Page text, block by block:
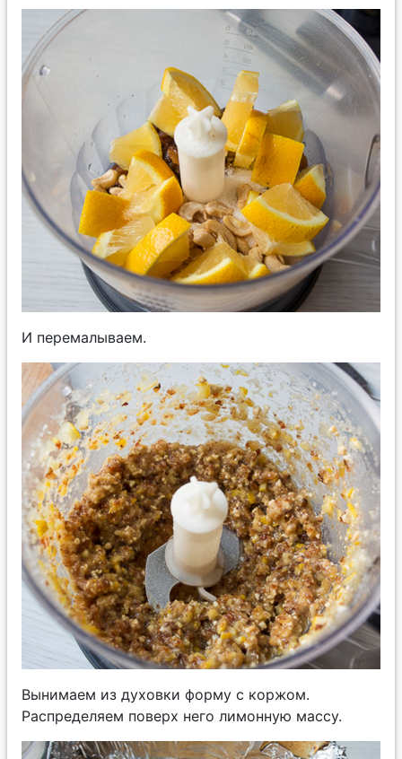
И перемалываем.
Вынимаем из духовки форму с коржом.
Распределяем поверх него лимонную массу.